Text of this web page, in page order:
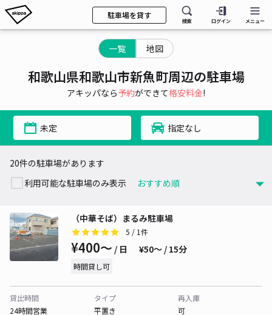
駐車場を貸す
検索 ログイン メニュー
一覧 地図
和歌山県和歌山市新魚町周辺の駐車場
アキッパなら予約ができて格安料金!
未定 指定なし
20件の駐車場があります
利用可能な駐車場のみ表示
（中華そば）まるみ駐車場
5 / 1件
¥400〜 / 日 ¥50〜 / 15分
時間貸し可
貸出時間
24時間営業
タイプ
平置き
再入庫
可